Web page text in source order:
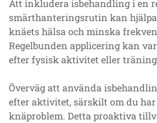
Att inkludera isbehandling i en
smärthanteringsrutin kan
knäets hälsa och minska
Regelbunden applicering kan
efter fysisk aktivitet eller
Överväg att använda
efter aktivitet, särskilt om du
knäproblem. Detta proaktiva